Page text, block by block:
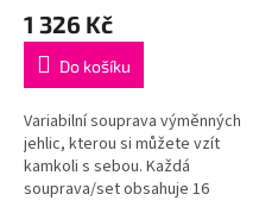
produktu
5,0
5
hvězdiček.
1 326 Kč
Do košíku
Variabilní souprava výměnných
jehlic, kterou si můžete vzít
kamkoli s sebou. Každá
souprava/set obsahuje 16